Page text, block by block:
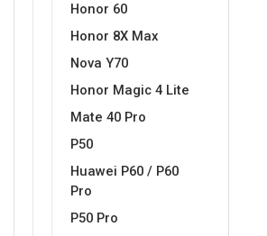
Honor 60
Honor 8X Max
Nova Y70
Honor Magic 4 Lite
Mate 40 Pro
P50
Huawei P60 / P60
Pro
P50 Pro